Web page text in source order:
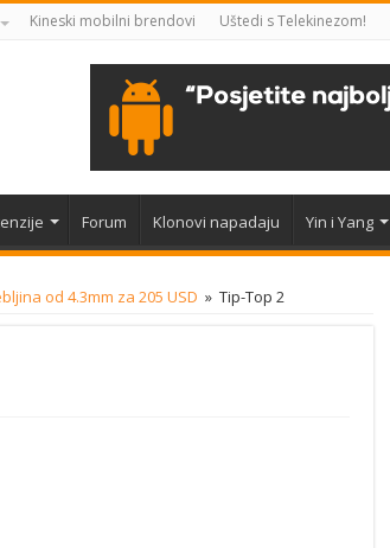
Kineski mobilni brendovi Uštedi s Telekinezom!
Forum Klonovi napadaju Yin i Yang
od 4.3mm za 205 USD » Tip-Top 2